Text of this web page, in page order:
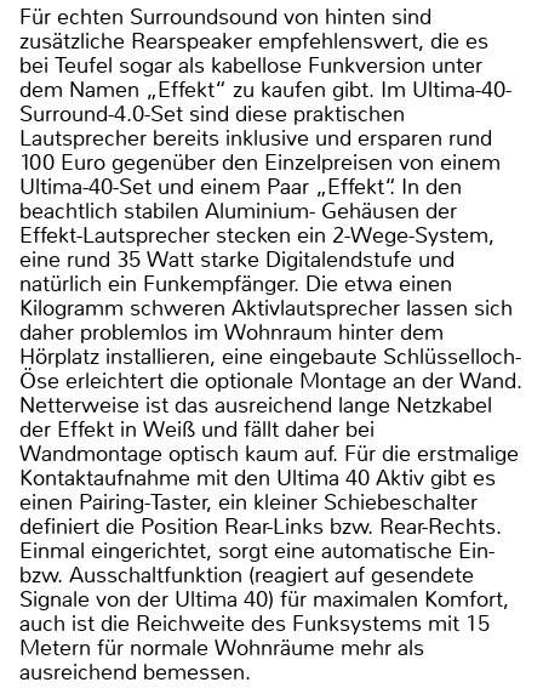
Für echten Surroundsound von hinten sind
zusätzliche Rearspeaker empfehlenswert, die es
bei Teufel sogar als kabellose Funkversion unter
dem Namen „Effekt“ zu kaufen gibt. Im Ultima-40-
Surround-4.0-Set sind diese praktischen
Lautsprecher bereits inklusive und ersparen rund
100 Euro gegenüber den Einzelpreisen von einem
Ultima-40-Set und einem Paar „Effekt“. In den
beachtlich stabilen Aluminium- Gehäusen der
Effekt-Lautsprecher stecken ein 2-Wege-System,
eine rund 35 Watt starke Digitalendstufe und
natürlich ein Funkempfänger. Die etwa einen
Kilogramm schweren Aktivlautsprecher lassen sich
daher problemlos im Wohnraum hinter dem
Hörplatz installieren, eine eingebaute Schlüsselloch-
Öse erleichtert die optionale Montage an der Wand.
Netterweise ist das ausreichend lange Netzkabel
der Effekt in Weiß und fällt daher bei
Wandmontage optisch kaum auf. Für die erstmalige
Kontaktaufnahme mit den Ultima 40 Aktiv gibt es
einen Pairing-Taster, ein kleiner Schiebeschalter
definiert die Position Rear-Links bzw. Rear-Rechts.
Einmal eingerichtet, sorgt eine automatische Ein-
bzw. Ausschaltfunktion (reagiert auf gesendete
Signale von der Ultima 40) für maximalen Komfort,
auch ist die Reichweite des Funksystems mit 15
Metern für normale Wohnräume mehr als
ausreichend bemessen.